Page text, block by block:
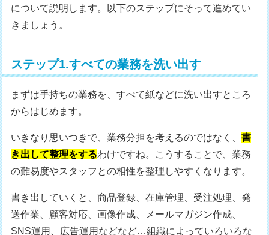
について説明します。以下のステップにそって進めてい
きましょう。
ステップ1.すべての業務を洗い出す
まずは手持ちの業務を、すべて紙などに洗い出すところ
からはじめます。
いきなり思いつきで、業務分担を考えるのではなく、書
き出して整理をするわけですね。こうすることで、業務
の難易度やスタッフとの相性を整理しやすくなります。
書き出していくと、商品登録、在庫管理、受注処理、発
送作業、顧客対応、画像作成、メールマガジン作成、
SNS運用、広告運用などなど…組織によっていろいろな